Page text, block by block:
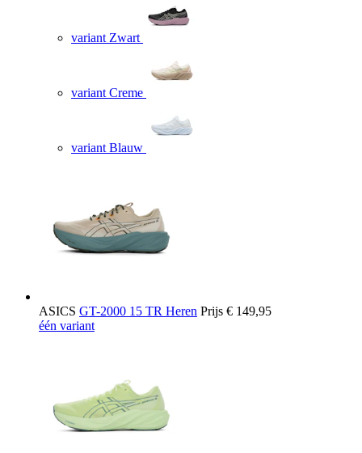
variant Zwart
variant Creme
variant Blauw
ASICS GT-2000 15 TR Heren Prijs € 149,95
één variant